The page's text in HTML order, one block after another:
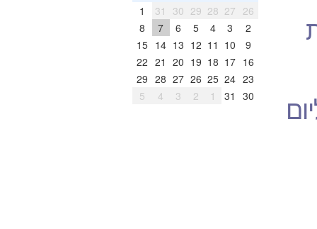
26
27
28
29
30
31
1
2
3
4
5
6
7
8
9
10
11
12
13
14
15
16
17
18
19
20
21
22
23
24
25
26
27
28
29
30
31
1
2
3
4
5